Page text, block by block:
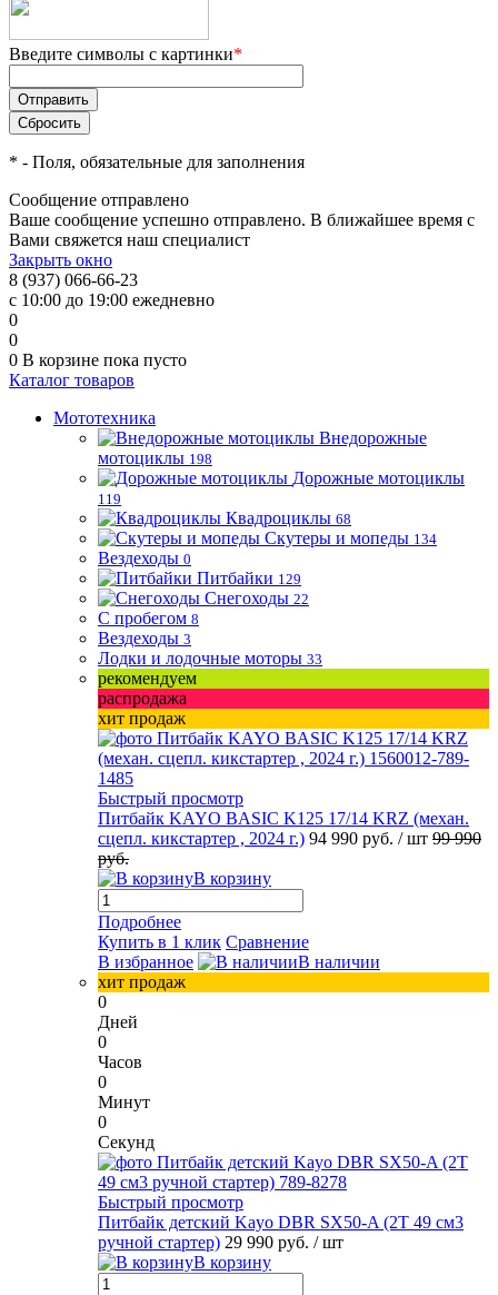
Введите символы с картинки*
* - Поля, обязательные для заполнения
Сообщение отправлено
Ваше сообщение успешно отправлено. В ближайшее время с
Вами свяжется наш специалист
Закрыть окно
8 (937) 066-66-23
с 10:00 до 19:00 ежедневно
0
0
0 В корзине пока пусто
Каталог товаров
Мототехника
Внедорожные
мотоциклы 198
Дорожные мотоциклы
119
Квадроциклы 68
Скутеры и мопеды 134
Вездеходы 0
Питбайки 129
Снегоходы 22
С пробегом 8
Вездеходы 3
Лодки и лодочные моторы 33
рекомендуем
распродажа
хит продаж
Быстрый просмотр
Питбайк KAYO BASIC K125 17/14 KRZ (механ.
сцепл. кикстартер , 2024 г.) 94 990 руб. / шт 99 990
руб.
В корзину
Подробнее
Купить в 1 клик Сравнение
В избранное
В наличии
хит продаж
0
Дней
0
Часов
0
Минут
0
Секунд
Быстрый просмотр
Питбайк детский Kayo DBR SX50-A (2T 49 см3
ручной стартер) 29 990 руб. / шт
В корзину